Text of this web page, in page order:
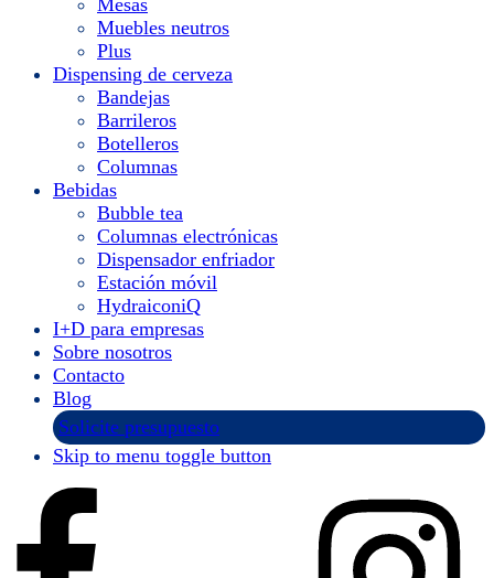
Mesas
Muebles neutros
Plus
Dispensing de cerveza
Bandejas
Barrileros
Botelleros
Columnas
Bebidas
Bubble tea
Columnas electrónicas
Dispensador enfriador
Estación móvil
HydraiconiQ
I+D para empresas
Sobre nosotros
Contacto
Blog
Solicite presupuesto
Skip to menu toggle button